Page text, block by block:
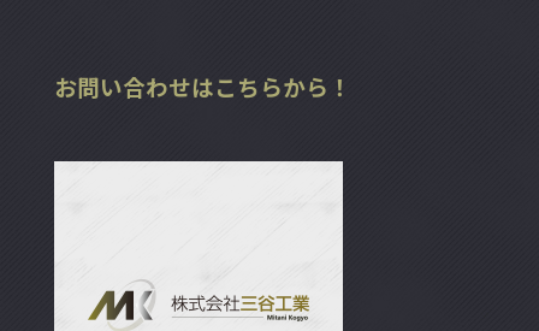
お問い合わせはこちらから！